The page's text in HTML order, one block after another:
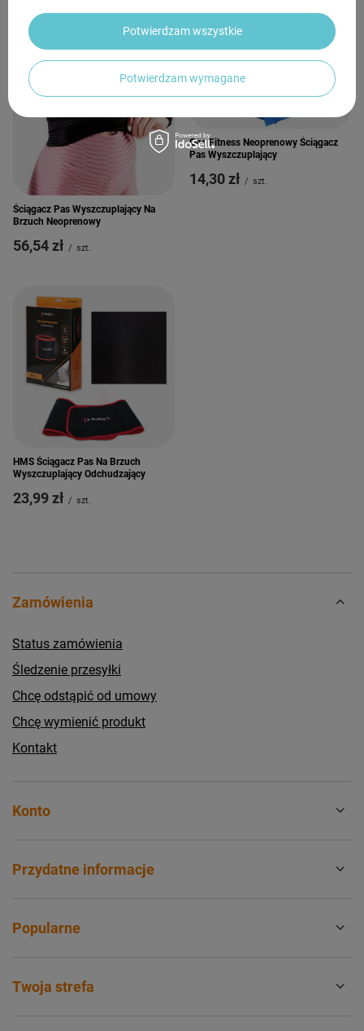
Ściągacz Pas Wyszczuplający Na
Brzuch Neoprenowy
56,54 zł / szt.
One Fitness Neoprenowy Ściągacz
Pas Wyszczuplający
14,30 zł / szt.
HMS Ściągacz Pas Na Brzuch
Wyszczuplający Odchudzający
23,99 zł / szt.
Zamówienia
Status zamówienia
Śledzenie przesyłki
Chcę odstąpić od umowy
Chcę wymienić produkt
Kontakt
Konto
Przydatne informacje
Popularne
Twoja strefa
Potwierdzam wymagane
Potwierdzam wszystkie